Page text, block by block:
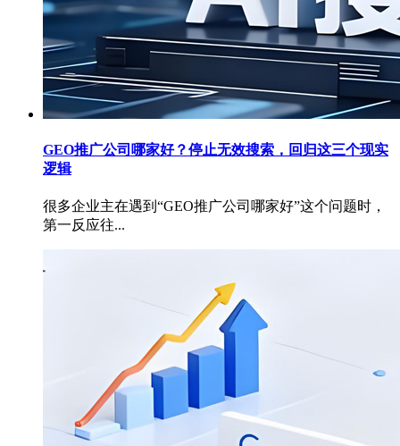
GEO推广公司哪家好？停止无效搜索，回归这三个现实
逻辑
很多企业主在遇到“GEO推广公司哪家好”这个问题时，
第一反应往...